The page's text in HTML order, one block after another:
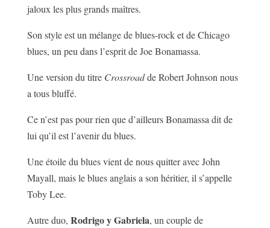
jaloux les plus grands maîtres.
Son style est un mélange de blues-rock et de Chicago
blues, un peu dans l’esprit de Joe Bonamassa.
Une version du titre Crossroadde Robert Johnson nous
a tous bluffé.
Ce n’est pas pour rien que d’ailleurs Bonamassa dit de
lui qu’il est l’avenir du blues.
Une étoile du blues vient de nous quitter avec John
Mayall, mais le blues anglais a son héritier, il s’appelle
Toby Lee.
Autre duo, Rodrigo y Gabriela, un couple de